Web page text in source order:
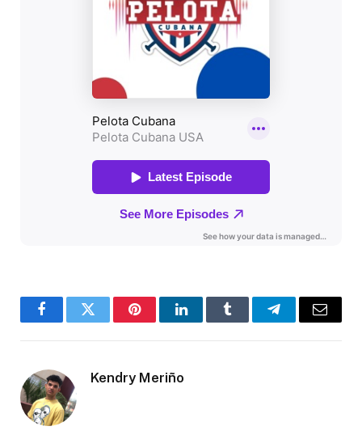
FacebookTwitter PinterestLinkedInTumblr TelegramEmail
Kendry Meriño